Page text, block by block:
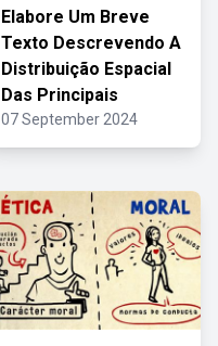
Elabore Um Breve
Texto Descrevendo A
Distribuição Espacial
Das Principais
07 September 2024